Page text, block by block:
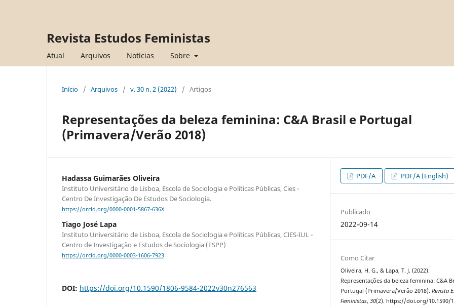
Revista Estudos Feministas
Atual Arquivos Notícias Sobre
Início / Arquivos / v. 30 n. 2 (2022) / Artigos
Representações da beleza feminina: C&A Brasil e Portugal
(Primavera/Verão 2018)
Hadassa Guimarães Oliveira
Instituto Universitário de Lisboa, Escola de Sociologia e Políticas Públicas, Cies -
Centro De Investigação De Estudos De Sociologia.
https://orcid.org/0000-0001-5867-636X
Tiago José Lapa
Instituto Universitário de Lisboa, Escola de Sociologia e Políticas Públicas, CIES-IUL -
Centro de Investigação e Estudos de Sociologia (ESPP)
https://orcid.org/0000-0003-1606-7923
DOI: https://doi.org/10.1590/1806-9584-2022v30n276563
PDF/A PDF/A (English)
Publicado
2022-09-14
Como Citar
Oliveira, H. G., & Lapa, T. J. (2022).
Representações da beleza feminina: C&A
Portugal (Primavera/Verão 2018).Revista
Feministas,30(2). https://doi.org/10.1590/